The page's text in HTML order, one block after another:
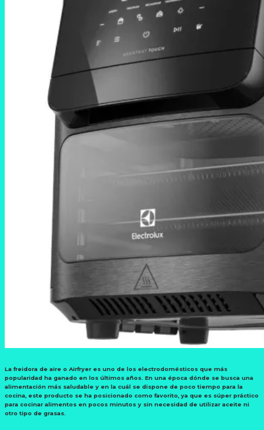
La freidora de aire o Airfryer es uno de los electrodomésticos que más
popularidad ha ganado en los últimos años. En una época dónde se busca una
alimentación más saludable y en la cuál se dispone de poco tiempo para la
cocina, este producto se ha posicionado como favorito, ya que es súper práctico
para cocinar alimentos en pocos minutos y sin necesidad de utilizar aceite ni
otro tipo de grasas.